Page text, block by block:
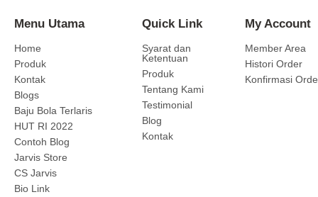
Menu Utama
Home
Produk
Kontak
Blogs
Baju Bola Terlaris
HUT RI 2022
Contoh Blog
Jarvis Store
CS Jarvis
Bio Link
Quick Link
Syarat dan
Ketentuan
Produk
Tentang Kami
Testimonial
Blog
Kontak
My Account
Member Area
Histori Order
Konfirmasi